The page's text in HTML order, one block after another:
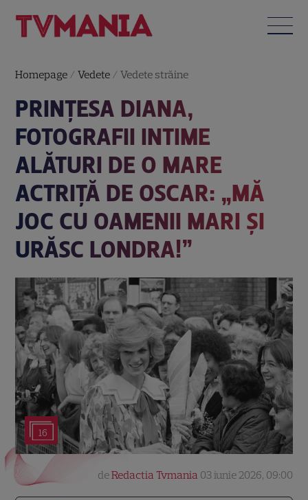
Homepage /Vedete /Vedete străine
PRINȚESA DIANA,
FOTOGRAFII INTIME
ALĂTURI DE O MARE
ACTRIȚĂ DE OSCAR: „MĂ
JOC CU OAMENII MARI ȘI
URĂSC LONDRA!”
16
deRedactia Tvmania 03 iunie 2026, 09:00